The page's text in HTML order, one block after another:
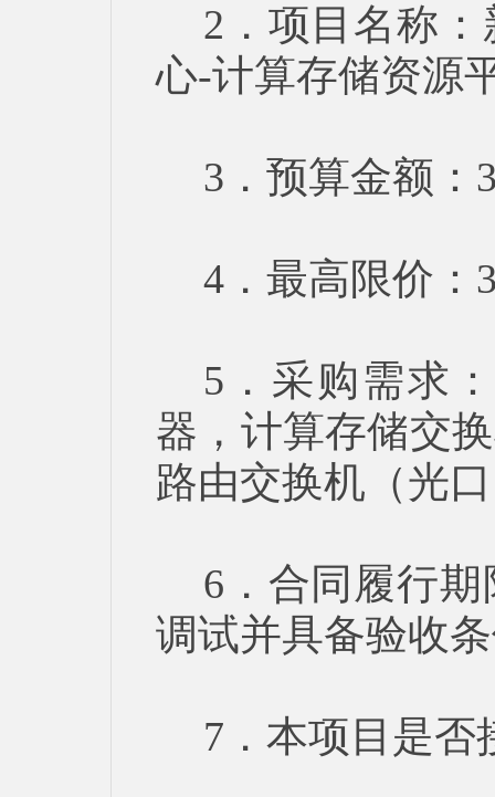
2．项目名称
心-计算存储资源
3．预算金额：
4．最高限价：
5．采购需求
器，计算存储交
路由交换机（光
6．合同履行
调试并具备验收
7．本项目是否